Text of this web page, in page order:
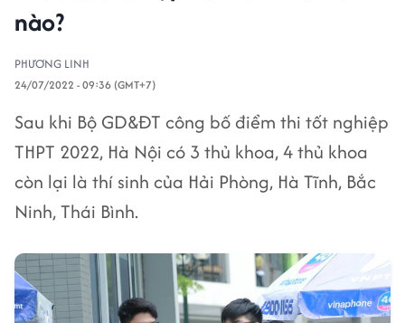
nào?
PHƯƠNG LINH
24/07/2022 - 09:36 (GMT+7)
Sau khi Bộ GD&ĐT công bố điểm thi tốt nghiệp
THPT 2022, Hà Nội có 3 thủ khoa, 4 thủ khoa
còn lại là thí sinh của Hải Phòng, Hà Tĩnh, Bắc
Ninh, Thái Bình.